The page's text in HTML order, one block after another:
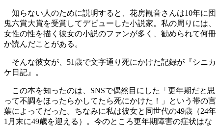
知らない人のために説明すると、花房観音さんは10年に団
鬼六賞大賞を受賞してデビューした小説家。私の周りには、
女性の性を描く彼女の小説のファンが多く、勧められて何冊
か読んだことがある。
そんな彼女が、51歳で文字通り死にかけた記録が『シニカ
ケ日記』。
この本を知ったのは、SNSで偶然目にした「更年期だと思
って不調をほったらかしてたら死にかけた！」という帯の言
葉によってだった。ちなみに私は彼女と同世代の49歳（24年
1月末に49歳を迎える）。今のところ更年期障害の症状はな